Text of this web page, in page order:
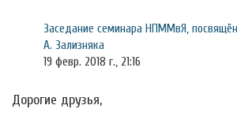
Заседание семинара НПММвЯ,
А. Зализняка
19 февр. 2018 г., 21:16
Дорогие друзья,